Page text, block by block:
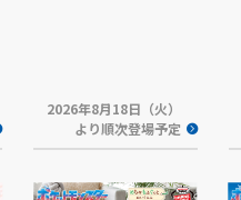
2026年8月18日（火）
より順次登場予定